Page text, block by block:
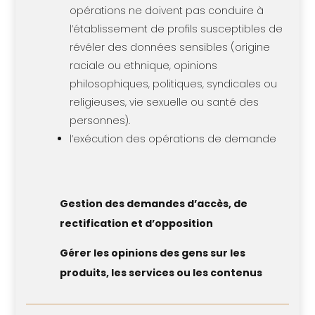
opérations ne doivent pas conduire à
l’établissement de profils susceptibles de
révéler des données sensibles (origine
raciale ou ethnique, opinions
philosophiques, politiques, syndicales ou
religieuses, vie sexuelle ou santé des
personnes).
l’exécution des opérations de demande
Gestion des demandes d’accès, de
rectification et d’opposition
Gérer les opinions des gens sur les
produits, les services ou les contenus